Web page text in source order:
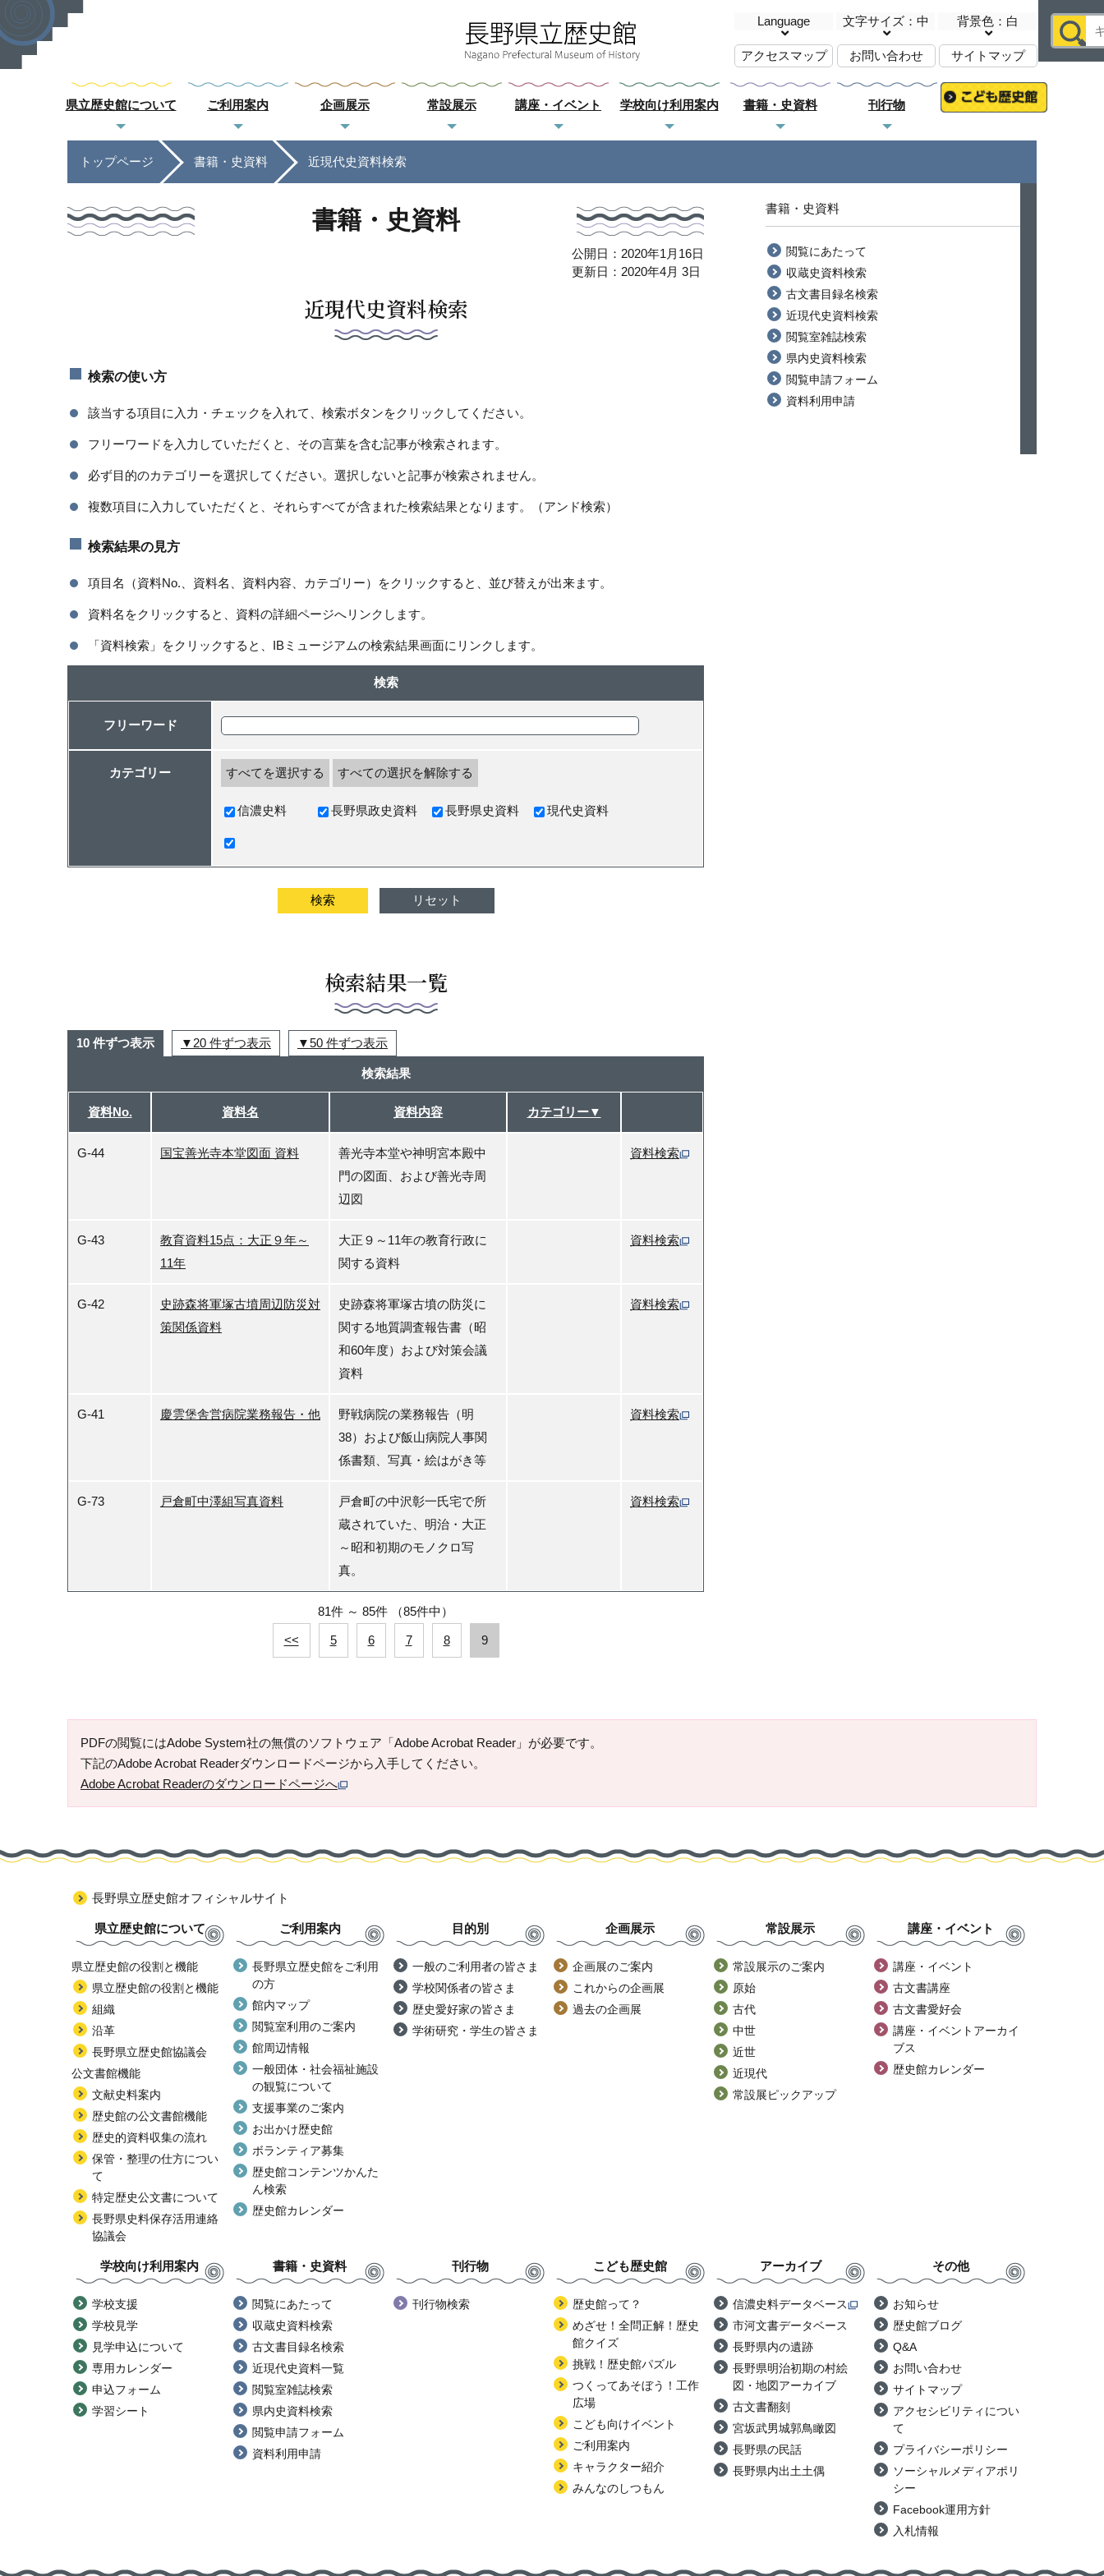
Language 文字サイズ：中 背景色：白
アクセスマップ お問い合わせ サイトマップ
県立歴史館について ご利用案内 企画展示 常設展示 講座・イベント 学校向け利用案内 書籍・史資料 刊行物
トップページ 書籍・史資料 近現代史資料検索
書籍・史資料
公開日：2020年1月16日
更新日：2020年4月 3日
近現代史資料検索
検索の使い方
該当する項目に入力・チェックを入れて、検索ボタンをクリックしてください。
フリーワードを入力していただくと、その言葉を含む記事が検索されます。
必ず目的のカテゴリーを選択してください。選択しないと記事が検索されません。
複数項目に入力していただくと、それらすべてが含まれた検索結果となります。（アンド検索）
検索結果の見方
項目名（資料No.、資料名、資料内容、カテゴリー）をクリックすると、並び替えが出来ます。
資料名をクリックすると、資料の詳細ページへリンクします。
「資料検索」をクリックすると、IBミュージアムの検索結果画面にリンクします。
検索
フリーワード
カテゴリー すべてを選択する すべての選択を解除する
信濃史料 長野県政史資料 長野県史資料 現代史資料
検索結果一覧
10 件ずつ表示 20 件ずつ表示 50 件ずつ表示
検索結果
資料No. 資料名 資料内容 カテゴリー▼
G-44 国宝善光寺本堂図面 資料
善光寺本堂や神明宮本殿中
門の図面、および善光寺周
辺図
資料検索
G-43
教育資料15点：大正９年～
11年
大正９～11年の教育行政に
関する資料
資料検索
G-42
史跡森将軍塚古墳周辺防災対
策関係資料
史跡森将軍塚古墳の防災に
関する地質調査報告書（昭
和60年度）および対策会議
資料
資料検索
G-41 慶雲堡舎営病院業務報告・他
野戦病院の業務報告（明
38）および飯山病院人事関
係書類、写真・絵はがき等
資料検索
G-73 戸倉町中澤組写真資料
戸倉町の中沢彰一氏宅で所
蔵されていた、明治・大正
～昭和初期のモノクロ写
真。
資料検索
81件 ～ 85件 （85件中）
<< 5 6 7 8 9
書籍・史資料
閲覧にあたって
収蔵史資料検索
古文書目録名検索
近現代史資料検索
閲覧室雑誌検索
県内史資料検索
閲覧申請フォーム
資料利用申請
PDFの閲覧にはAdobe System社の無償のソフトウェア「Adobe Acrobat Reader」が必要です。
下記のAdobe Acrobat Readerダウンロードページから入手してください。
Adobe Acrobat Readerのダウンロードページへ
長野県立歴史館オフィシャルサイト
県立歴史館について
県立歴史館の役割と機能
県立歴史館の役割と機能
組織
沿革
長野県立歴史館協議会
公文書館機能
文献史料案内
歴史館の公文書館機能
歴史的資料収集の流れ
保管・整理の仕方につい
て
特定歴史公文書について
長野県史料保存活用連絡
協議会
ご利用案内
長野県立歴史館をご利用
の方
館内マップ
閲覧室利用のご案内
館周辺情報
一般団体・社会福祉施設
の観覧について
支援事業のご案内
お出かけ歴史館
ボランティア募集
歴史館コンテンツかんた
ん検索
歴史館カレンダー
目的別
一般のご利用者の皆さま
学校関係者の皆さま
歴史愛好家の皆さま
学術研究・学生の皆さま
企画展示
企画展のご案内
これからの企画展
過去の企画展
常設展示
常設展示のご案内
原始
古代
中世
近世
近現代
常設展ピックアップ
講座・イベント
講座・イベント
古文書講座
古文書愛好会
講座・イベントアーカイ
ブス
歴史館カレンダー
学校向け利用案内
学校支援
学校見学
見学申込について
専用カレンダー
申込フォーム
学習シート
書籍・史資料
閲覧にあたって
収蔵史資料検索
古文書目録名検索
近現代史資料一覧
閲覧室雑誌検索
県内史資料検索
閲覧申請フォーム
資料利用申請
刊行物
刊行物検索
こども歴史館
歴史館って？
めざせ！全問正解！歴史
館クイズ
挑戦！歴史館パズル
つくってあそぼう！工作
広場
こども向けイベント
ご利用案内
キャラクター紹介
みんなのしつもん
アーカイブ
信濃史料データベース
市河文書データベース
長野県内の遺跡
長野県明治初期の村絵
図・地図アーカイブ
古文書翻刻
宮坂武男城郭鳥瞰図
長野県の民話
長野県内出土土偶
その他
お知らせ
歴史館ブログ
Q&A
お問い合わせ
サイトマップ
アクセシビリティについ
て
プライバシーポリシー
ソーシャルメディアポリ
シー
Facebook運用方針
入札情報